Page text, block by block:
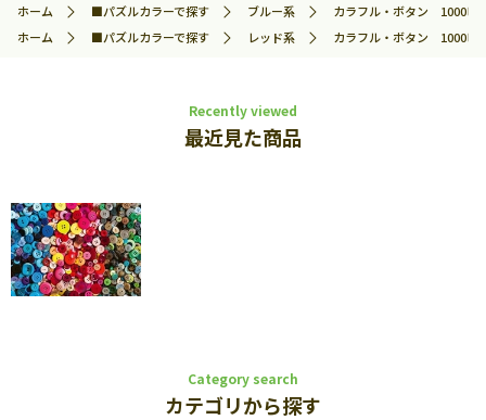
ホーム
■パズルカラーで探す ブルー系
カラフル・ボタン 1000
ホーム
■パズルカラーで探す レッド系 カラフル・ボタン 1000
Recently viewed
最近見た商品
Category search
カテゴリから探す